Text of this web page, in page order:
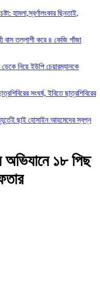
হামলা,স্বর্ণালংকার ছিনতাই,
বাস তল্লাশী করে ৪ কেজি গাঁজা
নিয়ে ইউপি চেয়ারম্যানকে
সংঘর্ষ, ইবিতে ছাত্রশিবিরের
ছাই হোসাইন আহমেদের স্বপ্ন
অভিযানে ১৮ পিছ